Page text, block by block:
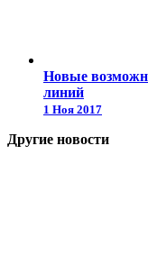
Новые
линий
1 Ноя 2017
Другие новости